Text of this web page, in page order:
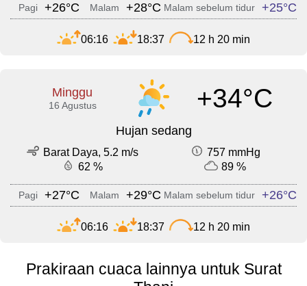
Pagi +26°C Malam +28°C Malam sebelum tidur +25°C
06:16 18:37 12 h 20 min
Minggu
16 Agustus +34°C
Hujan sedang
Barat Daya, 5.2 m/s
757 mmHg
62 %
89 %
Pagi +27°C Malam +29°C Malam sebelum tidur +26°C
06:16 18:37 12 h 20 min
Prakiraan cuaca lainnya untuk Surat